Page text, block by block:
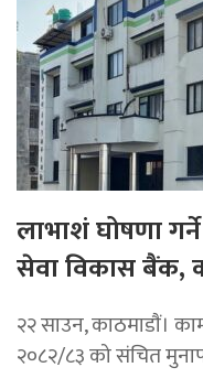
लाभाशं घोषणा
सेवा विकास बैंक,
२२ साउन, काठमाडाैं।
२०८२/८३ को संचित